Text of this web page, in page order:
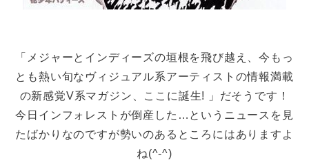
「メジャーとインディーズの垣根を飛び越え、今もっ
とも熱い旬なヴィジュアル系アーティストの情報満載
の新感覚V系マガジン、ここに誕生! 」だそうです！
今日インフォレストが倒産した…というニュースを見
たばかりなのですが勢いのあるところにはありますよ
ね(^-^)